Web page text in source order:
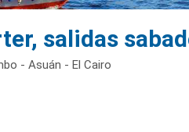
salidas
- Asuán - El Cairo